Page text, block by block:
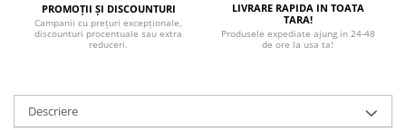
PROMOȚII ȘI DISCOUNTURI
Campanii cu prețuri excepționale,
discounturi procentuale sau extra
reduceri.
LIVRARE RAPIDA IN TOATA
TARA!
Produsele expediate ajung in 24-48
de ore la usa ta!
Descriere